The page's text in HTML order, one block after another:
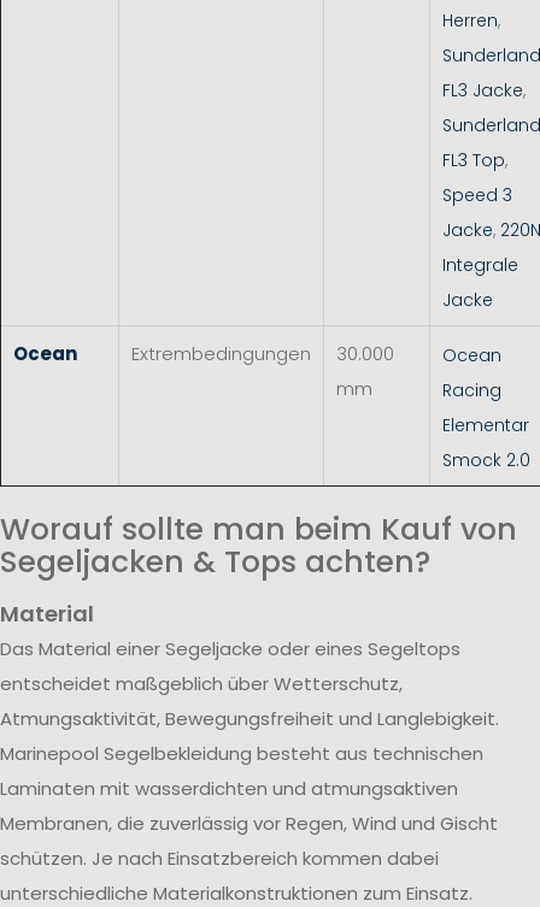
Herren,
Sunderland
FL3 Jacke,
Sunderland
FL3 Top,
Speed 3
Jacke, 220N
Integrale
Jacke
Ocean Extrembedingungen
30.000
mm
Ocean
Racing
Elementar
Smock 2.0
Worauf sollte man beim Kauf von
Segeljacken & Tops achten?
Material
Das Material einer Segeljacke oder eines Segeltops
entscheidet maßgeblich über Wetterschutz,
Atmungsaktivität, Bewegungsfreiheit und Langlebigkeit.
Marinepool Segelbekleidung besteht aus technischen
Laminaten mit wasserdichten und atmungsaktiven
Membranen, die zuverlässig vor Regen, Wind und Gischt
schützen. Je nach Einsatzbereich kommen dabei
unterschiedliche Materialkonstruktionen zum Einsatz.